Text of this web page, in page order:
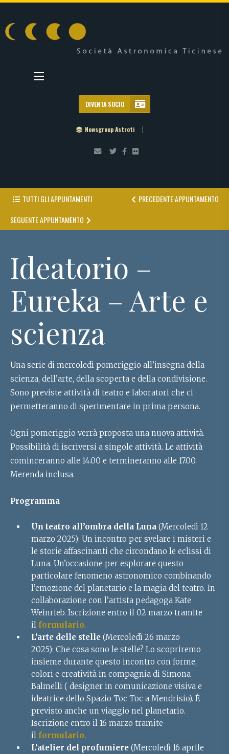
DIVENTA SOCIO
Newsgroup Astroti
TUTTI GLI APPUNTAMENTI
PRECEDENTE APPUNTAMENTO
SEGUENTE APPUNTAMENTO
Ideatorio –
Eureka – Arte e
scienza
Una serie di mercoledì pomeriggio all’insegna della
scienza, dell’arte, della scoperta e della condivisione.
Sono previste attività di teatro e laboratori che ci
permetteranno di sperimentare in prima persona.
Ogni pomeriggio verrà proposta una nuova attività.
Possibilità di iscriversi a singole attività. Le attività
cominceranno alle 14.00 e termineranno alle 17.00.
Merenda inclusa.
Programma
Un teatro all’ombra della Luna (Mercoledì 12
marzo 2025): Un incontro per svelare i misteri e
le storie affascinanti che circondano le eclissi di
Luna. Un’occasione per esplorare questo
particolare fenomeno astronomico combinando
l’emozione del planetario e la magia del teatro. In
collaborazione con l’artista pedagoga Kate
Weinrieb. Iscrizione entro il 02 marzo tramite
il formulario.
L’arte delle stelle (Mercoledì 26 marzo
2025): Che cosa sono le stelle? Lo scopriremo
insieme durante questo incontro con forme,
colori e creatività in compagnia di Simona
Balmelli ( designer in comunicazione visiva e
ideatrice dello Spazio Toc Toc a Mendrisio). È
previsto anche un viaggio nel planetario.
Iscrizione entro il 16 marzo tramite
il formulario.
L’atelier del profumiere (Mercoledì 16 aprile